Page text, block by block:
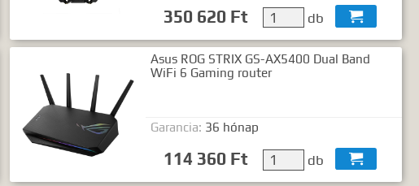
350 620 Ft db 
Asus ROG STRIX GS-AX5400 Dual Band
WiFi 6 Gaming router
Garancia: 36 hónap
114 360 Ft db 